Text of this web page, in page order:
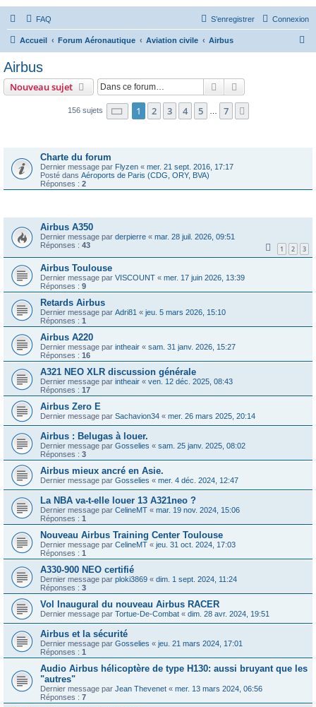
FAQ Connexion
S’enregistrer
Accueil Forum Aéronautique Aviation civile Airbus
r
Airbus
Nouveau sujet Rechercher
156 sujets Page 1sur7
1 2 3 4 5 7
Charte du forum
Dernier message par Flyzen « mer. 21 sept. 2016, 17:17
Posté dans Aéroports de Paris (CDG, ORY, BVA)
Réponses : 2
Airbus A350
Dernier message par derpierre « mar. 28 juil. 2026, 09:51
Réponses : 43 1 2 3
Airbus Toulouse
Dernier message par VISCOUNT « mer. 17 juin 2026, 13:39
Réponses : 9
Retards Airbus
Dernier message par Adri81 « jeu. 5 mars 2026, 15:10
Réponses : 1
Airbus A220
Dernier message par intheair « sam. 31 janv. 2026, 15:27
Réponses : 16
A321 NEO XLR discussion générale
Dernier message par intheair « ven. 12 déc. 2025, 08:43
Réponses : 17
Airbus Zero E
Dernier message par Sachavion34 « mer. 26 mars 2025, 20:14
Airbus : Belugas à louer.
Dernier message par Gosselies « sam. 25 janv. 2025, 08:02
Réponses : 3
Airbus mieux ancré en Asie.
Dernier message par Gosselies « mer. 4 déc. 2024, 12:47
La NBA va-t-elle louer 13 A321neo ?
Dernier message par CelineMT « mar. 19 nov. 2024, 15:06
Réponses : 1
Nouveau Airbus Training Center Toulouse
Dernier message par CelineMT « jeu. 31 oct. 2024, 17:03
Réponses : 1
A330-900 NEO certifié
Dernier message par ploki3869 « dim. 1 sept. 2024, 11:24
Réponses : 3
Vol Inaugural du nouveau Airbus RACER
Dernier message par Tortue-De-Combat « dim. 28 avr. 2024, 19:51
Airbus et la sécurité
Dernier message par Gosselies « jeu. 21 mars 2024, 17:01
Réponses : 1
Audio Airbus hélicoptère de type H130: aussi bruyant que les
"autres"
Dernier message par Jean Thevenet « mer. 13 mars 2024, 06:56
Réponses : 7